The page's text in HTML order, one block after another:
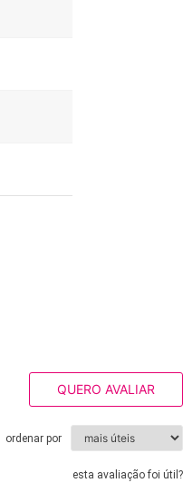
QUERO AVALIAR
ordenar por
esta avaliação foi útil?